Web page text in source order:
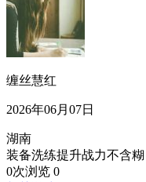
缠丝慧红
2026年06月07日
湖南
装备洗练提升战力不含糊
0次浏览 0